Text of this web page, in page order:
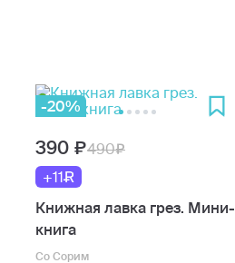
-20%
390
490
+11
Книжная лавка грез. Мини-
книга
Со Сорим